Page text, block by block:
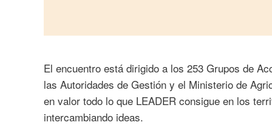
El encuentro está dirigido a los 253 Grupos de
las Autoridades de Gestión y el Ministerio de
en valor todo lo que LEADER consigue en los
intercambiando ideas.